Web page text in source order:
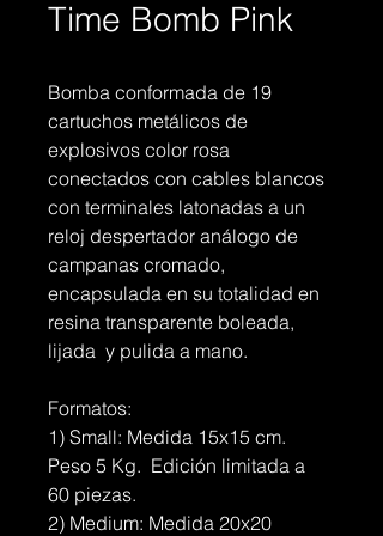
Time Bomb Pink
Bomba conformada de 19
cartuchos metálicos de
explosivos color rosa
conectados con cables blancos
con terminales latonadas a un
reloj despertador análogo de
campanas cromado,
encapsulada en su totalidad en
resina transparente boleada,
lijada  y pulida a mano.
Formatos:
1) Small: Medida 15x15 cm.
Peso 5 Kg.  Edición limitada a
60 piezas.
2) Medium: Medida 20x20